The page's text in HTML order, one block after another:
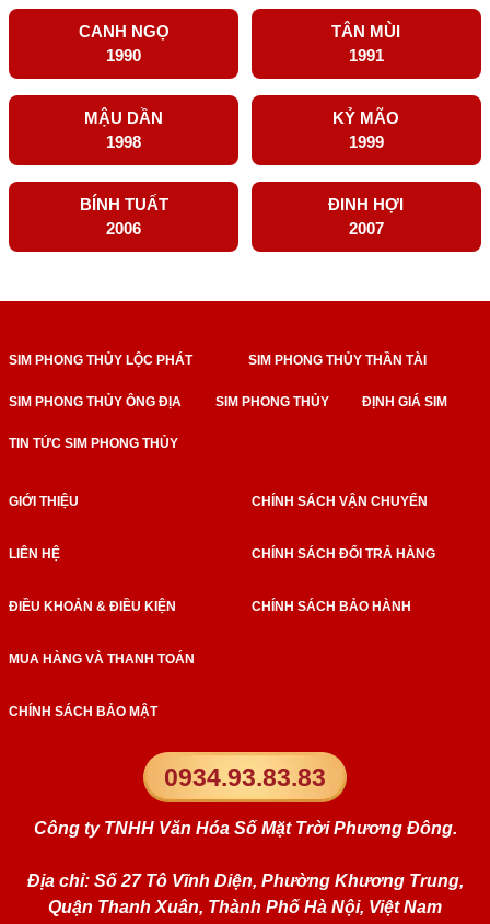
CANH NGỌ
1990
TÂN MÙI
1991
MẬU DẦN
1998
KỶ MÃO
1999
BÍNH TUẤT
2006
ĐINH HỢI
2007
SIM PHONG THỦY LỘC PHÁT SIM PHONG THỦY THẦN TÀI
SIM PHONG THỦY ÔNG ĐỊA SIM PHONG THỦY ĐỊNH GIÁ SIM
TIN TỨC SIM PHONG THỦY
0934.93.83.83
Công ty TNHH Văn Hóa Số Mặt Trời Phương Đông.
Địa chỉ: Số 27 Tô Vĩnh Diện, Phường Khương Trung,
Quận Thanh Xuân, Thành Phố Hà Nội, Việt Nam
GIỚI THIỆU
LIÊN HỆ
ĐIỀU KHOẢN & ĐIỀU KIỆN
MUA HÀNG VÀ THANH TOÁN
CHÍNH SÁCH BẢO MẬT
CHÍNH SÁCH VẬN CHUYỂN
CHÍNH SÁCH ĐỔI TRẢ HÀNG
CHÍNH SÁCH BẢO HÀNH